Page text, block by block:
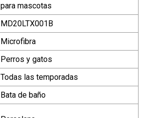
para mascotas
MD20LTX001B
Microfibra
Perros y gatos
Todas las temporadas
Bata de baño